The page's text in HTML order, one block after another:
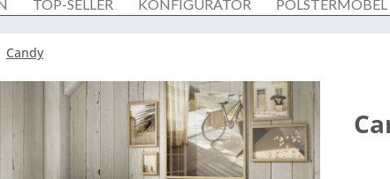
TOP-SELLER KONFIGURATOR POLSTERMÖBEL
Candy